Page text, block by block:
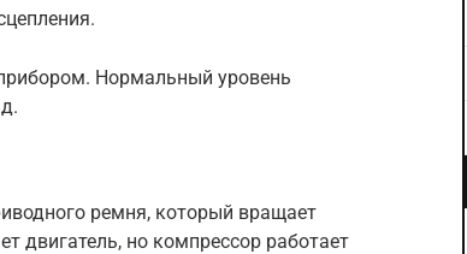
Нормальный уровень
ремня, который вращает
двигатель, но компрессор работает